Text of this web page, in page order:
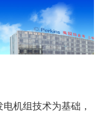
机组技术为基础，